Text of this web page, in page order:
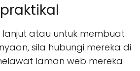
lanjut atau untuk membuat
sila hubungi mereka di
laman web mereka